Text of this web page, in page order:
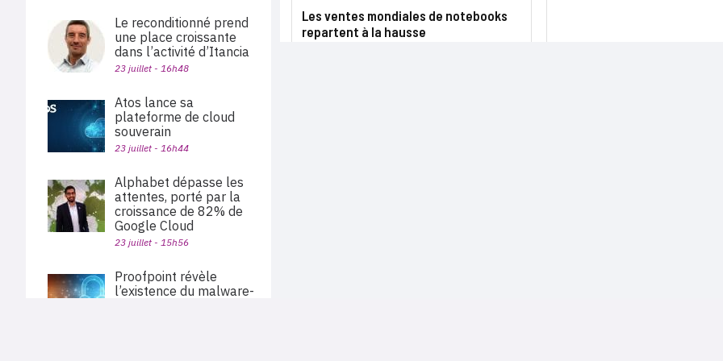
Les ventes mondiales de notebooks
repartent à la hausse
Le reconditionné prend
une place croissante
dans l’activité d’Itancia
23 juillet - 16h48
Atos lance sa
plateforme de cloud
souverain
23 juillet - 16h44
Alphabet dépasse les
attentes, porté par la
croissance de 82% de
Google Cloud
23 juillet - 15h56
Proofpoint révèle
l’existence du malware-